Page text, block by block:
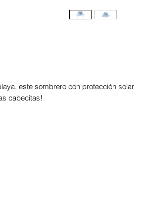
este sombrero con protección solar
cabecitas!